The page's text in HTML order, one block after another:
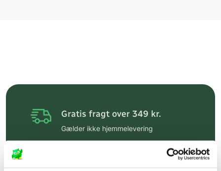
Gratis fragt over 349 kr.
Gælder ikke hjemmelevering
Få hjælp til din webordre